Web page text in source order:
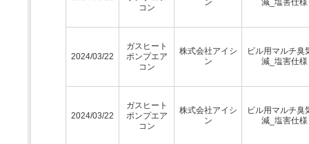
コン
2024/03/22
ガスヒート
ポンプエア
コン
株式会社アイシ
ン
ビル用マルチ臭
減_塩害仕様
2024/03/22
ガスヒート
ポンプエア
コン
株式会社アイシ
ン
ビル用マルチ臭
減_塩害仕様